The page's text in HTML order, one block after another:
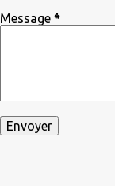
Message *